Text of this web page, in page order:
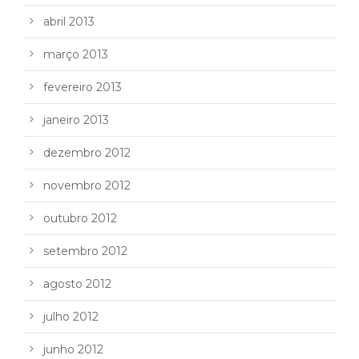
abril 2013
março 2013
fevereiro 2013
janeiro 2013
dezembro 2012
novembro 2012
outubro 2012
setembro 2012
agosto 2012
julho 2012
junho 2012